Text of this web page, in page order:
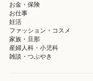
お金・保険
お仕事
妊活
ファッション・コスメ
家族・旦那
産婦人科・小児科
雑談・つぶやき